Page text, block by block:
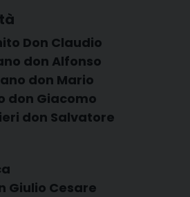
Don Claudio
don Alfonso
don Mario
don Giacomo
don Salvatore
Giulio Cesare